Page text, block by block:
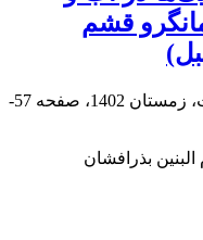
قشم
57-
بذرافشان